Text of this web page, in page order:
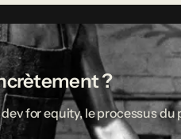
?
for equity, le processus